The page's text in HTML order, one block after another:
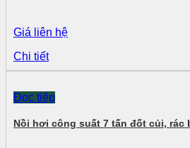
Giá liên hệ
Chi tiết
Đọc tiếp
Nồi hơi công suất 7 tấn đốt củi, rác